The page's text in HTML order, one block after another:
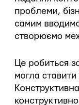
проблеми,
самим
створюємо
Це робиться
могла ставити